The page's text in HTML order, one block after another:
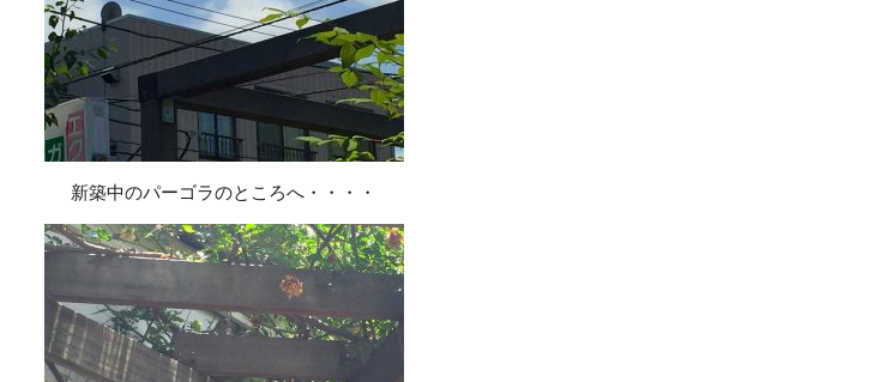
新築中のパーゴラのところへ・・・・